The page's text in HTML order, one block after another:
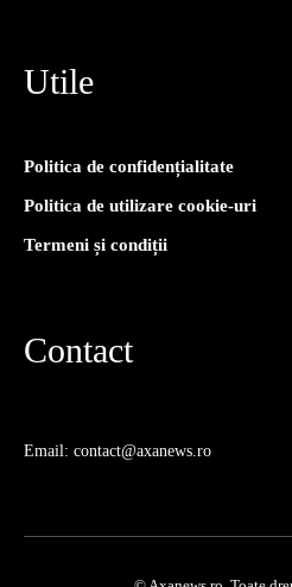
Utile
Politica de confidențialitate
Politica de utilizare cookie-uri
Termeni și condiții
Contact
Email: contact@axanews.ro